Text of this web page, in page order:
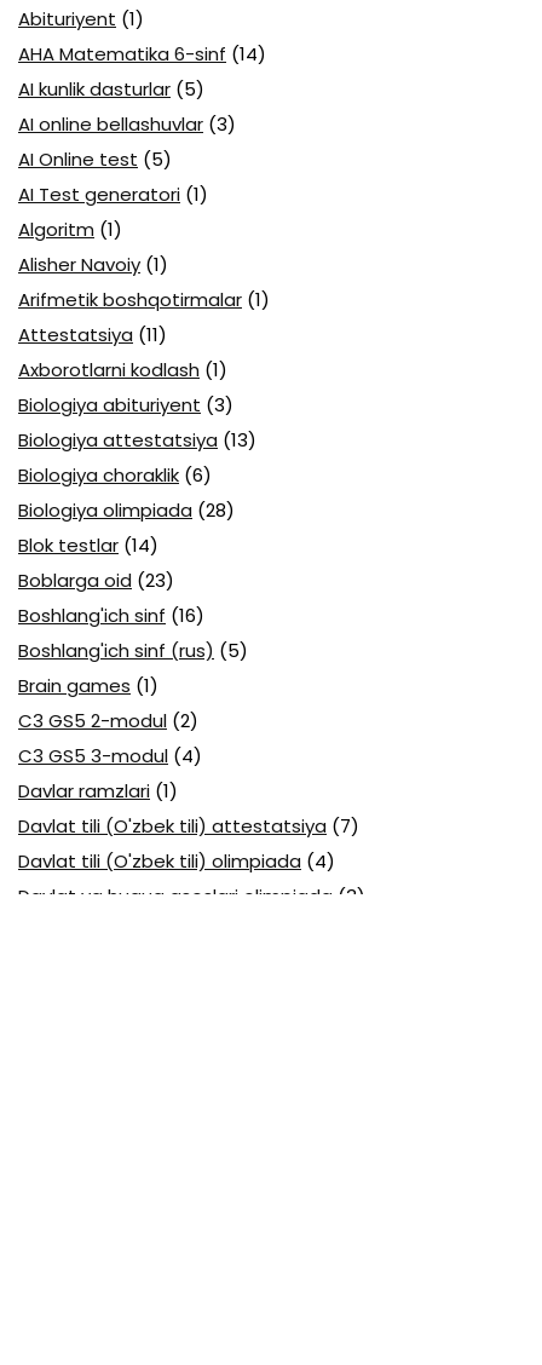
Abituriyent (1)
AHA Matematika 6-sinf (14)
AI kunlik dasturlar (5)
AI online bellashuvlar (3)
AI Online test (5)
AI Test generatori (1)
Algoritm (1)
Alisher Navoiy (1)
Arifmetik boshqotirmalar (1)
Attestatsiya (11)
Axborotlarni kodlash (1)
Biologiya abituriyent (3)
Biologiya attestatsiya (13)
Biologiya choraklik (6)
Biologiya olimpiada (28)
Blok testlar (14)
Boblarga oid (23)
Boshlang'ich sinf (16)
Boshlang'ich sinf (rus) (5)
Brain games (1)
C3 GS5 2-modul (2)
C3 GS5 3-modul (4)
Davlar ramzlari (1)
Davlat tili (O'zbek tili) attestatsiya (7)
Davlat tili (O'zbek tili) olimpiada (4)
Davlat va huquq asoslari olimpiada (3)